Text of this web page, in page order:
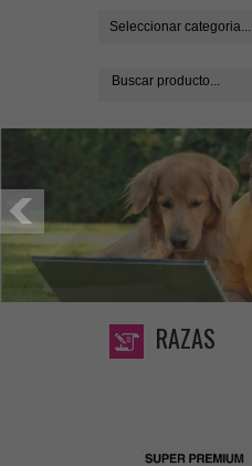
Seleccionar categoria...
RAZAS